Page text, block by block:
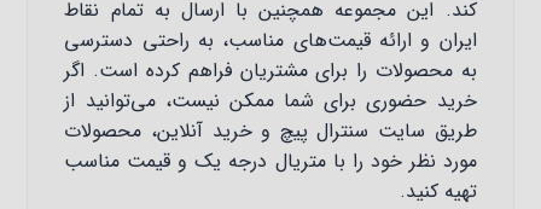
کند. این مجموعه همچنین با ارسال به تمام نقاط
ایران و ارائه قیمت‌های مناسب، به راحتی دسترسی
به محصولات را برای مشتریان فراهم کرده است. اگر
خرید حضوری برای شما ممکن نیست، می‌توانید از
طریق سایت سنترال پیچ و خرید آنلاین، محصولات
مورد نظر خود را با متریال درجه یک و قیمت مناسب
تهیه کنید.